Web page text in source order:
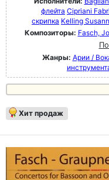
флейта Cipriani
скрипка Kelling
Композиторы: Fasch,
Жанры: Арии /
Хит продаж